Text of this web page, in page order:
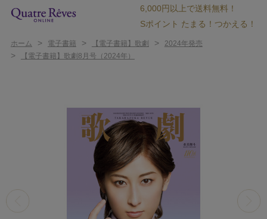
6,000円以上で送料無料！
Sポイント たまる！つかえる！
ホーム > 電子書籍 > 【電子書籍】歌劇 > 2024年発売
> 【電子書籍】歌劇8月号（2024年）